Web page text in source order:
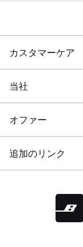
カスタマーケア
当社
オファー
追加のリンク